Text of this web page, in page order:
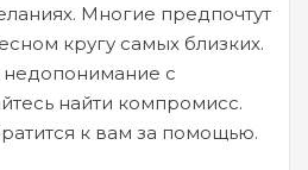
Многие предпочтут
кругу самых близких.
с
найти компромисс.
к вам за помощью.